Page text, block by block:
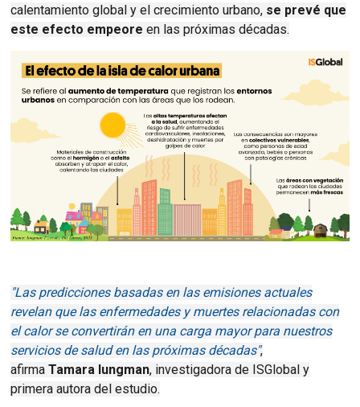
calentamiento global y el crecimiento urbano, se prevé que
este efecto empeore en las próximas décadas.
"Las predicciones basadas en las emisiones actuales
revelan que las enfermedades y muertes relacionadas con
el calor se convertirán en una carga mayor para nuestros
servicios de salud en las próximas décadas",
afirma Tamara Iungman, investigadora de ISGlobal y
primera autora del estudio.